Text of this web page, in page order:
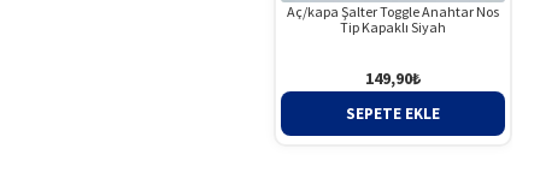
Aç/kapa Şalter Toggle Anahtar Nos
Tip Kapaklı Siyah
149,90₺
SEPETE EKLE